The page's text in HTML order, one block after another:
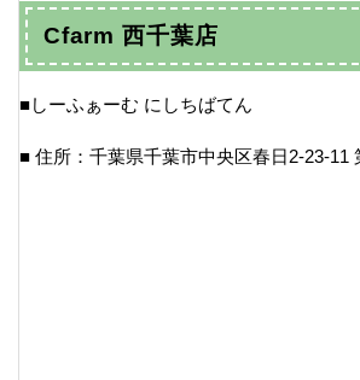
Cfarm 西千葉店
■しーふぁーむ にしちばてん
■ 住所：千葉県千葉市中央区春日2-23-11